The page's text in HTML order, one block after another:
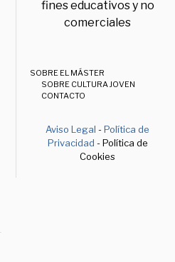
fines educativos y no
comerciales
SOBRE EL MÁSTER
SOBRE CULTURA JOVEN
CONTACTO
Aviso Legal -Política de
Privacidad - Política de
Cookies